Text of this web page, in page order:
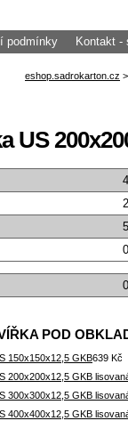
podmínky Kontakt -
US
0
POD
150x150x12,5 GKB639 Kč
200x200x12,5 GKB
300x300x12,5 GKB
400x400x12,5 GKB